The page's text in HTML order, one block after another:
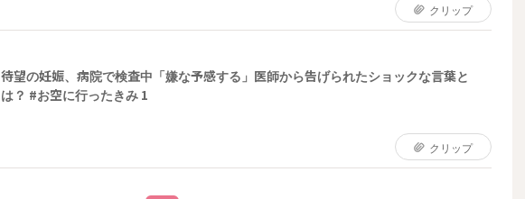
クリップ
待望の妊娠、病院で検査中「嫌な予感する」医師から告げられたショックな言葉と
は？ #お空に行ったきみ 1
クリップ